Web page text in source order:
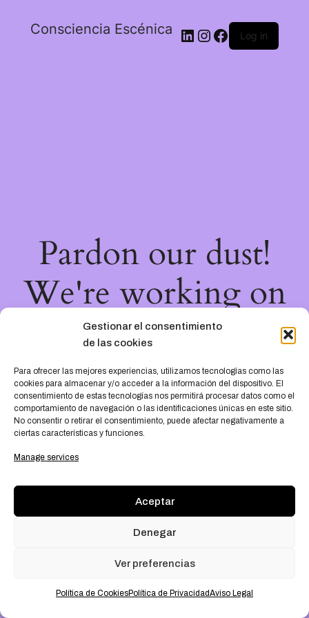
Gestionar el consentimiento
de las cookies
Para ofrecer las mejores experiencias, utilizamos tecnologías como las
cookies para almacenar y/o acceder a la información del dispositivo. El
consentimiento de estas tecnologías nos permitirá procesar datos como el
comportamiento de navegación o las identificaciones únicas en este sitio.
No consentir o retirar el consentimiento, puede afectar negativamente a
ciertas características y funciones.
Manage services
Aceptar
Denegar
Ver preferencias
Política de CookiesPolítica de PrivacidadAviso Legal
Consciencia Escénica Log in
Pardon our dust!
We're working on
something amazing
— check back soon